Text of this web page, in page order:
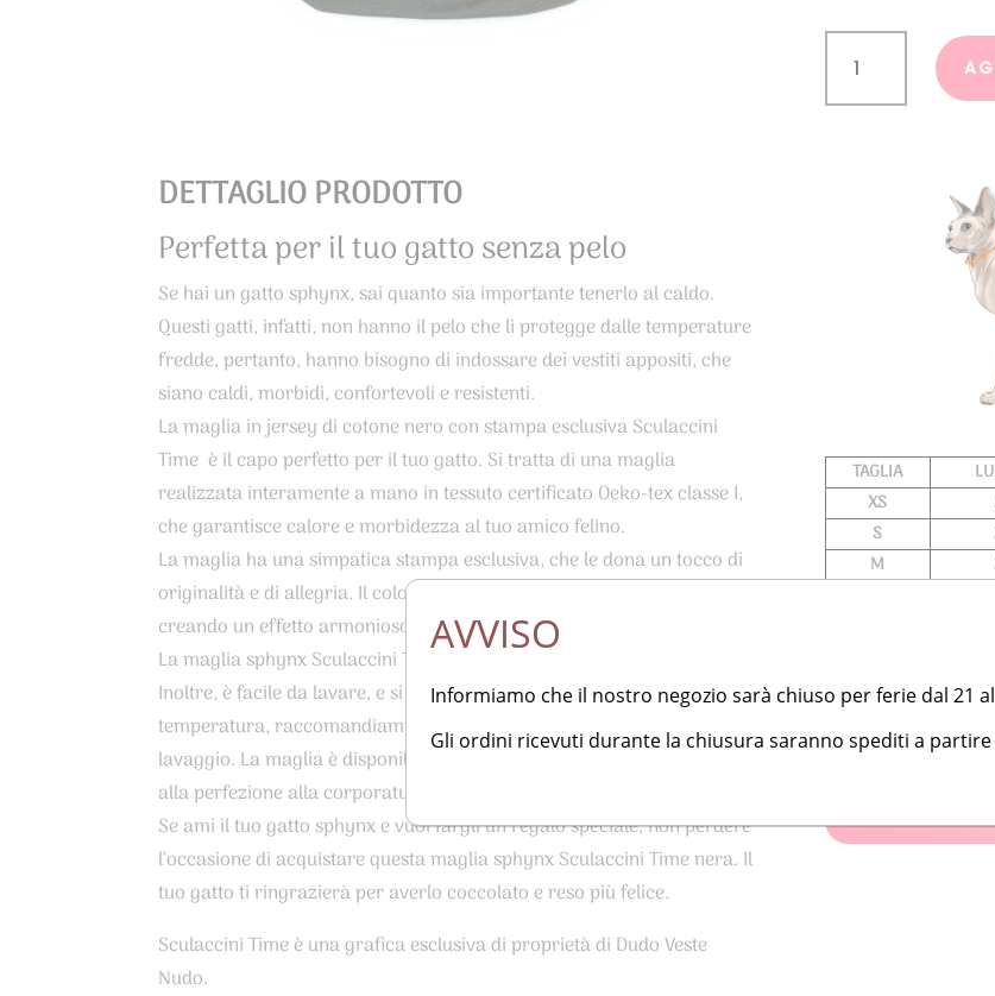
Maglia
Sphynx
nera
DETTAGLIO PRODOTTO
Perfetta per il tuo gatto senza pelo
Se hai un gatto sphynx, sai quanto sia importante tenerlo al caldo.
Questi gatti, infatti, non hanno il pelo che li protegge dalle temperature
fredde, pertanto, hanno bisogno di indossare dei vestiti appositi, che
siano caldi, morbidi, confortevoli e resistenti.
La maglia in jersey di cotone nero con stampa esclusiva Sculaccini
Time è il capo perfetto per il tuo gatto. Si tratta di una maglia
realizzata interamente a mano in tessuto certificato Oeko-tex classe I,
che garantisce calore e morbidezza al tuo amico felino.
La maglia ha una simpatica stampa esclusiva, che le dona un tocco di
originalità e di allegria. Il colore nero risalta il manto del tuo gatto,
creando un effetto armonioso ed elegante.
La maglia sphynx Sculaccini Time è facile da indossare e da togliere.
Inoltre, è facile da lavare, e si può mettere in lavatrice a bassa
temperatura, raccomandiamo di girare al rovescio il capo per il
lavaggio. La maglia è disponibile in varie taglie, in modo da adattarsi
alla perfezione alla corporatura del tuo gatto.
Se ami il tuo gatto sphynx e vuoi fargli un regalo speciale, non perdere
l’occasione di acquistare questa maglia sphynx Sculaccini Time nera. Il
tuo gatto ti ringrazierà per averlo coccolato e reso più felice.
Sculaccini Time è una grafica esclusiva di proprietà di Dudo Veste
Nudo.
TAGLIA
XS
S
M
Il peso di
un pochino di
Per misure
AVVISO
Informiamo che il nostro negozio sarà chiuso per ferie dal 21
Gli ordini ricevuti durante la chiusura saranno spediti a